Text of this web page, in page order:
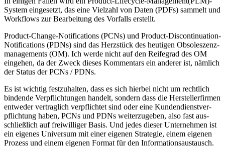
System eingesetzt, das eine Viel­zahl von Daten (PDFs) sammelt und
Workflows zur Bear­bei­tung des Vorfalls erstellt.
Product-Change-Notifications (PCNs) und Product-Dis­con­ti­nuation-
Notifi­cations (PDNs) sind das Herz­stück des heutigen Ob­so­leszenz­
mana­ge­ments (OM). Ich werde nicht auf den Reifegrad des OM
eingehen, da der Zweck dieses Kommentars ein anderer ist, nämlich
der Status der PCNs / PDNs.
Es ist wichtig festzuhalten, dass es sich hierbei nicht um rechtlich
bindende Ver­pflich­tungen handelt, sondern dass die Her­stel­ler­firmen
entweder ver­trag­lich ver­pflich­tet sind oder eine Kunden­dienst­ver­
pflich­tung haben, PCNs und PDNs wei­ter­zu­geben, also fast aus­
schließ­lich auf frei­will­iger Basis. Und jedes dieser Unter­neh­men ist
ein ei­ge­nes Uni­ver­sum mit einer ei­ge­nen Stra­te­gie, einem eigenen
Pro­zess und einem eige­nen For­mat für den In­for­ma­tions­aus­tausch.